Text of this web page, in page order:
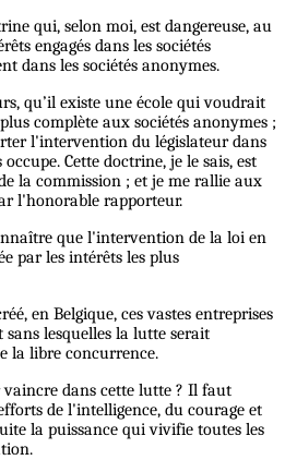
qui, selon moi, est dangereuse, au
engagés dans les sociétés
dans les sociétés anonymes.
qu’il existe une école qui voudrait
complète aux sociétés anonymes ;
l'intervention du législateur dans
Cette doctrine, je le sais, est
la commission ; et je me rallie aux
l'honorable rapporteur.
que l'intervention de la loi en
par les intérêts les plus
en Belgique, ces vastes entreprises
lesquelles la lutte serait
la libre concurrence.
dans cette lutte ? Il faut
de l'intelligence, du courage et
la puissance qui vivifie toutes les